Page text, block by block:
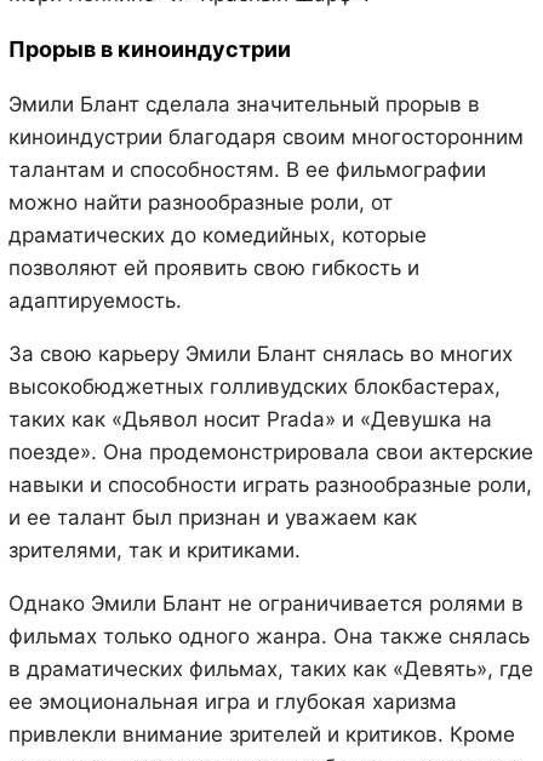
Прорыв в киноиндустрии
Эмили Блант сделала значительный прорыв в
киноиндустрии благодаря своим многосторонним
талантам и способностям. В ее фильмографии
можно найти разнообразные роли, от
драматических до комедийных, которые
позволяют ей проявить свою гибкость и
адаптируемость.
За свою карьеру Эмили Блант снялась во многих
высокобюджетных голливудских блокбастерах,
таких как «Дьявол носит Prada» и «Девушка на
поезде». Она продемонстрировала свои актерские
навыки и способности играть разнообразные роли,
и ее талант был признан и уважаем как
зрителями, так и критиками.
Однако Эмили Блант не ограничивается ролями в
фильмах только одного жанра. Она также снялась
в драматических фильмах, таких как «Девять», где
ее эмоциональная игра и глубокая харизма
привлекли внимание зрителей и критиков. Кроме